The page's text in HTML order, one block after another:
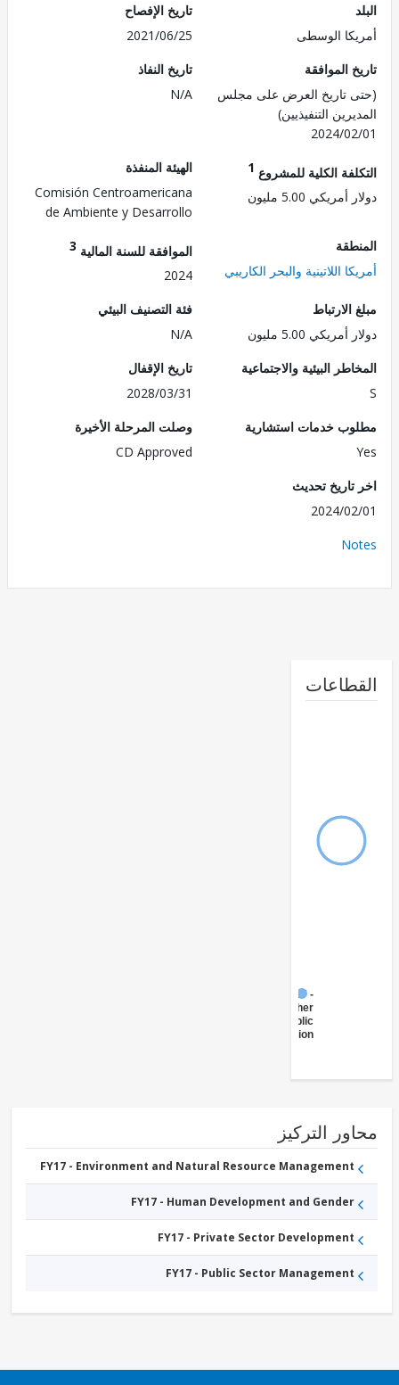
الوسطى
تاريخ الإفصاح
2021/06/25
الموافقة
تاريخ العرض على مجلس
التنفيذيين)
2024/
تاريخ النفاذ
N/A
الكلية للمشروع1
5.00 مليون
الهيئة المنفذة
Comisión Centroamericana
de Ambiente y Desarrollo
اللاتينية والبحر الكاريبي
الموافقة للسنة المالية3
2024
5.00 مليون
فئة التصنيف البيئي
البيئية والاجتماعية
تاريخ الإقفال
2028/03/31
خدمات استشارية
وصلت المرحلة الأخيرة
CD Approved
تحديث
2024/
Administration
التركيز
FY17 - Environment and Natural Resource Management
FY17 - Human Development and Gender
FY17 - Private Sector Development
FY17 - Public Sector Management